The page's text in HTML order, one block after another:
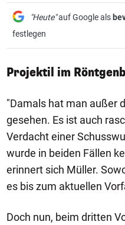
"Heute"auf Google als
festlegen
Projektil im
"Damals hat man außer
gesehen. Es ist auch
Verdacht einer
wurde in beiden Fällen
erinnert sich Müller.
es bis zum aktuellen
Doch nun, beim dritten